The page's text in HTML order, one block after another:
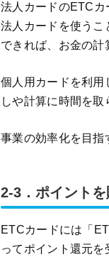
法人カードのETCカ
法人カードを使うこ
できれば、お金の計
個人用カードを利用
しや計算に時間を取
事業の効率化を目指
2-3．ポイント
ETCカードには「
ってポイント還元を